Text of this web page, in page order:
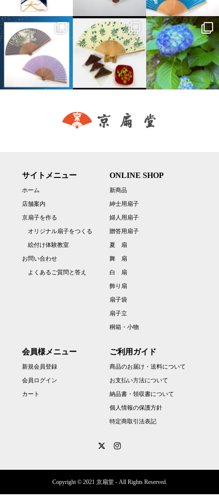
サイトメニュー
ホーム
店舗案内
京扇子を作る
オリジナル扇子をつくる
絵付け体験教室
お問い合わせ
よくあるご質問と答え
ONLINE SHOP
新商品
紳士用扇子
婦人用扇子
贈答用扇子
夏 扇
舞 扇
白 扇
飾り扇
扇子袋
扇子立
桐箱・小物
会員様メニュー
新規会員登録
会員ログイン
カート
ご利用ガイド
商品のお届け・送料について
お支払い方法について
納品書・領収書について
個人情報の保護方針
特定商取引法表記
Copyright © 2021 京扇堂 - All Rights Reserved.